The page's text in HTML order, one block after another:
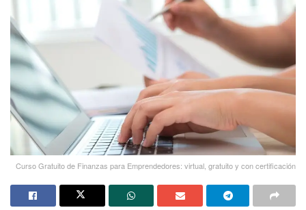
Curso Gratuito de Finanzas para Emprendedores: virtual, gratuito y con certificación